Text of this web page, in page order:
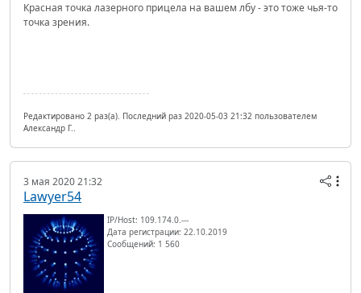
Красная точка лазерного прицела на вашем лбу - это тоже чья-то
точка зрения.
Редактировано 2 раз(а). Последний раз 2020-05-03 21:32 пользователем
Александр Г..
3 мая 2020 21:32
Lawyer54
IP/Host: 109.174.0.---
Дата регистрации: 22.10.2019
Сообщений: 1 560